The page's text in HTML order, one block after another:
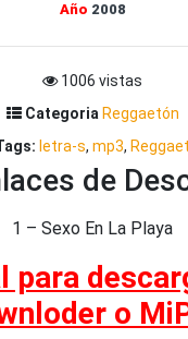
Año 2008
1006 vistas
Categoria Reggaetón
letra-s, mp3,
de
1 – Sexo En La Playa
para
o